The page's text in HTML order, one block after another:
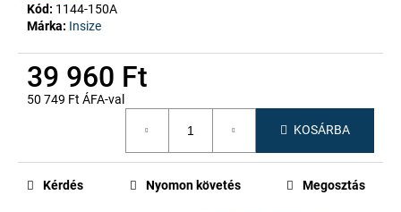
Kód: 1144-150A
Márka: Insize
39 960 Ft
50 749 Ft ÁFA-val
KOSÁRBA
Kérdés Nyomon követés Megosztás